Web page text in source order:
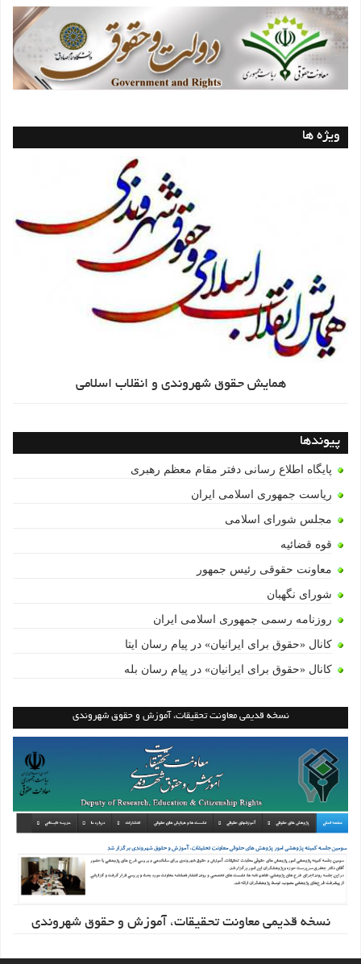
ویژه ها
همایش حقوق شهروندی و انقلاب اسلامی
پیوندها
پایگاه اطلاع رسانی دفتر مقام معظم رهبری
ریاست جمهوری اسلامی ایران
مجلس شورای اسلامی
قوه قضائیه
معاونت حقوقی رئیس جمهور
شورای نگهبان
روزنامه رسمی جمهوری اسلامی ایران
کانال «حقوق برای ایرانیان» در پیام رسان ایتا
کانال «حقوق برای ایرانیان» در پیام رسان بله
نسخه قدیمی معاونت تحقیقات، آموزش و حقوق شهروندی
نسخه قدیمی معاونت تحقیقات، آموزش و حقوق شهروندی